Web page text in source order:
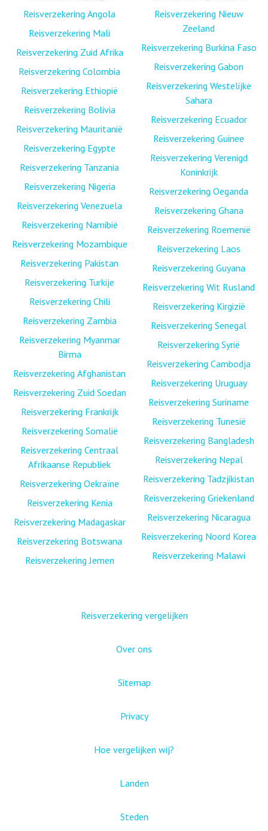
Reisverzekering Angola
Reisverzekering Mali
Reisverzekering Zuid Afrika
Reisverzekering Colombia
Reisverzekering Ethiopië
Reisverzekering Bolivia
Reisverzekering Mauritanië
Reisverzekering Egypte
Reisverzekering Tanzania
Reisverzekering Nigeria
Reisverzekering Venezuela
Reisverzekering Namibië
Reisverzekering Mozambique
Reisverzekering Pakistan
Reisverzekering Turkije
Reisverzekering Chili
Reisverzekering Zambia
Reisverzekering Myanmar
Birma
Reisverzekering Afghanistan
Reisverzekering Zuid Soedan
Reisverzekering Frankrijk
Reisverzekering Somalië
Reisverzekering Centraal
Afrikaanse Republiek
Reisverzekering Oekraïne
Reisverzekering Kenia
Reisverzekering Madagaskar
Reisverzekering Botswana
Reisverzekering Jemen
Reisverzekering Nieuw
Zeeland
Reisverzekering Burkina Faso
Reisverzekering Gabon
Reisverzekering Westelijke
Sahara
Reisverzekering Ecuador
Reisverzekering Guinee
Reisverzekering Verenigd
Koninkrijk
Reisverzekering Oeganda
Reisverzekering Ghana
Reisverzekering Roemenië
Reisverzekering Laos
Reisverzekering Guyana
Reisverzekering Wit Rusland
Reisverzekering Kirgizië
Reisverzekering Senegal
Reisverzekering Syrië
Reisverzekering Cambodja
Reisverzekering Uruguay
Reisverzekering Suriname
Reisverzekering Tunesië
Reisverzekering Bangladesh
Reisverzekering Nepal
Reisverzekering Tadzjikistan
Reisverzekering Griekenland
Reisverzekering Nicaragua
Reisverzekering Noord Korea
Reisverzekering Malawi
Reisverzekering vergelijken
Over ons
Sitemap
Privacy
Hoe vergelijken wij?
Landen
Steden